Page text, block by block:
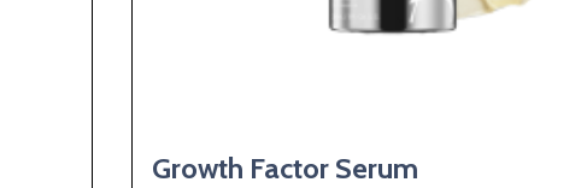
Growth Factor Serum